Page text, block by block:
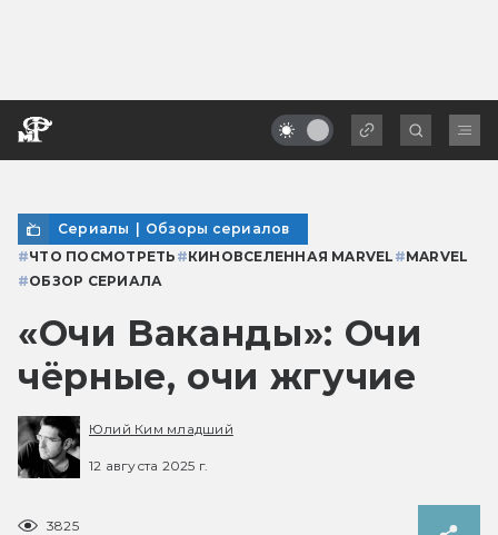
Сериалы | Обзоры сериалов
#ЧТО ПОСМОТРЕТЬ #КИНОВСЕЛЕННАЯ MARVEL #MARVEL
#ОБЗОР СЕРИАЛА
«Очи Ваканды»: Очи
чёрные, очи жгучие
Юлий Ким младший
12 августа 2025 г.
3825